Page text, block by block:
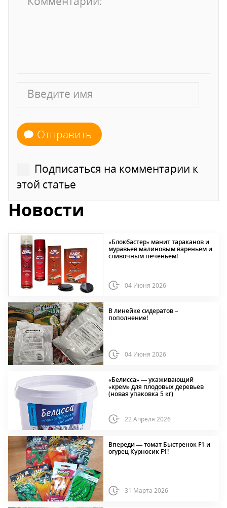
Отправить
Подписаться на комментарии к
этой статье
Новости
«Блокбастер» манит тараканов и
муравьев малиновым вареньем и
сливочным печеньем!
04 Июня 2026
В линейке сидератов –
пополнение!
04 Июня 2026
«Белисса» — ухаживающий
«крем» для плодовых деревьев
(новая упаковка 5 кг)
22 Апреля 2026
Впереди — томат Быстренок F1 и
огурец Курносик F1!
31 Марта 2026